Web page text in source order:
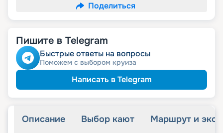
Поделиться
Пишите в Telegram
Быстрые ответы на вопросы
Поможем с выбором круиза
Написать в Telegram
Описание Выбор кают Маршрут и